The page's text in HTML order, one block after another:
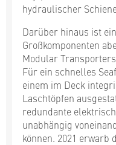
hydraulischer
Darüber hinaus ist
Großkomponenten
Modular
Für ein schnelles
einem im Deck
Laschtöpfen
redundante
unabhängig
können. 2021 erwarb